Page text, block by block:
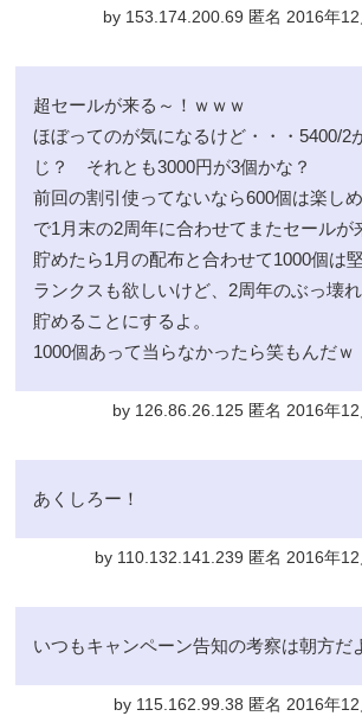
by 153.174.200.69 匿名 2016年
超セールが来る～！ｗｗｗ
ほぼってのが気になるけど・・・5400/2
じ？ それとも3000円が3個かな？
前回の割引使ってないなら600個は楽しめ
で1月末の2周年に合わせてまたセールが
貯めたら1月の配布と合わせて1000個は
ランクスも欲しいけど、2周年のぶっ壊
貯めることにするよ。
1000個あって当らなかったら笑もんだｗ
by 126.86.26.125 匿名 2016年
あくしろー！
by 110.132.141.239 匿名 2016年
いつもキャンペーン告知の考察は朝方だ
by 115.162.99.38 匿名 2016年